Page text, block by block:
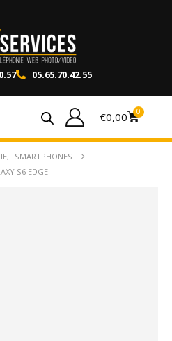
05.65.70.42.55
€0,00 0
,
SMARTPHONES
S6 EDGE